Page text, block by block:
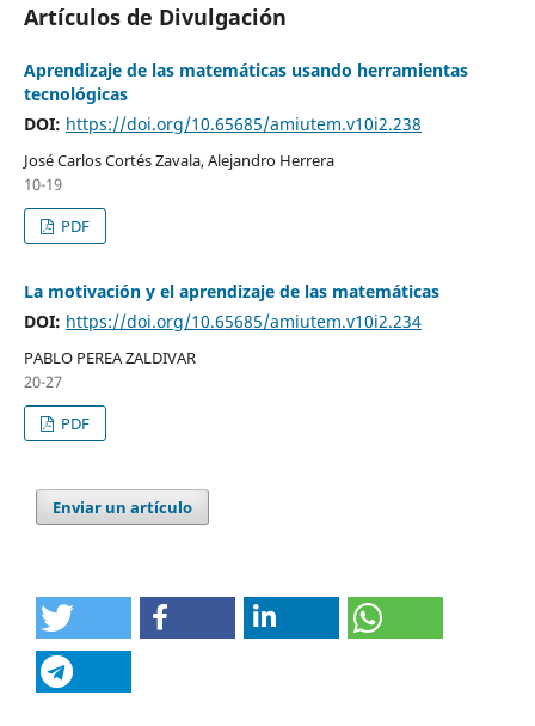
Artículos de Divulgación
Aprendizaje de las matemáticas usando herramientas
tecnológicas
DOI: https://doi.org/10.65685/amiutem.v10i2.238
José Carlos Cortés Zavala, Alejandro Herrera
10-19
PDF
La motivación y el aprendizaje de las matemáticas
DOI: https://doi.org/10.65685/amiutem.v10i2.234
PABLO PEREA ZALDIVAR
20-27
PDF
Enviar un artículo